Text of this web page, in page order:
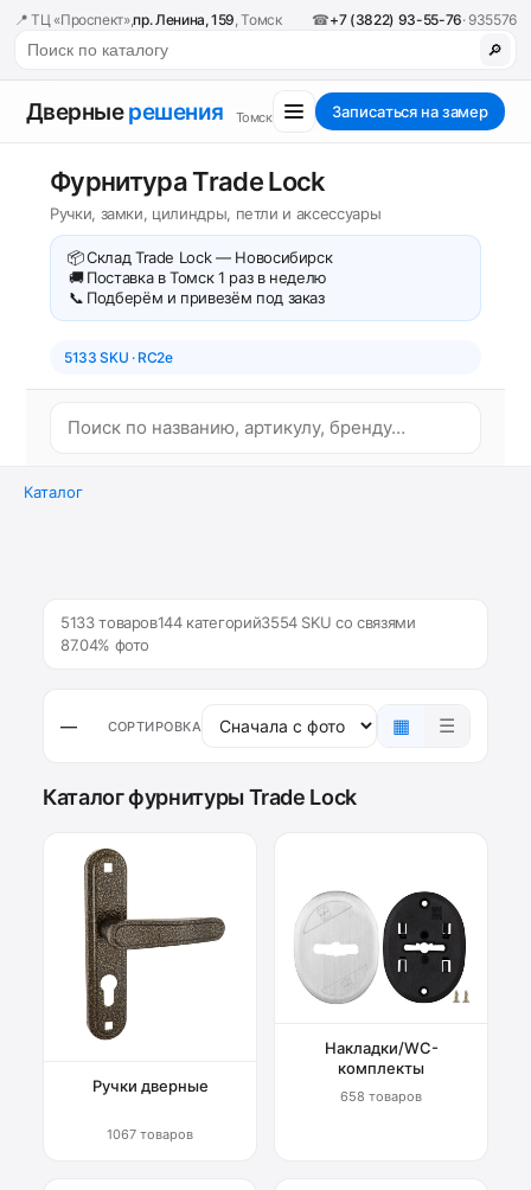
📍 ТЦ «Проспект»,пр. Ленина, 159, Томск ☎+7 (3822) 93-55-76· 935576
🔎
Дверныерешения Томск Записаться на замер
Фурнитура Trade Lock
Ручки, замки, цилиндры, петли и аксессуары
📦Склад Trade Lock — Новосибирск
🚚 Поставка в Томск 1 раз в неделю
📞 Подберём и привезём под заказ
5133 SKU · RC2e
Каталог
5133 товаров144 категорий3554 SKU со связями
87.04% фото
— СОРТИРОВКА ▦ ☰
Каталог фурнитуры Trade Lock
Ручки дверные
1067 товаров
Накладки/WC-
комплекты
658 товаров